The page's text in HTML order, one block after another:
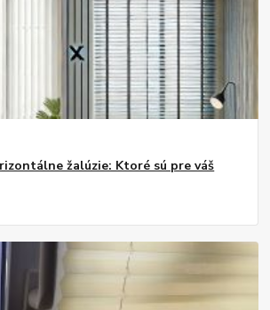
žalúzie: Ktoré sú pre váš